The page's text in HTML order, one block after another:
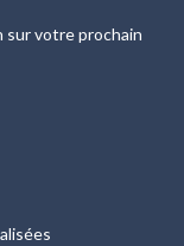
sur votre prochain